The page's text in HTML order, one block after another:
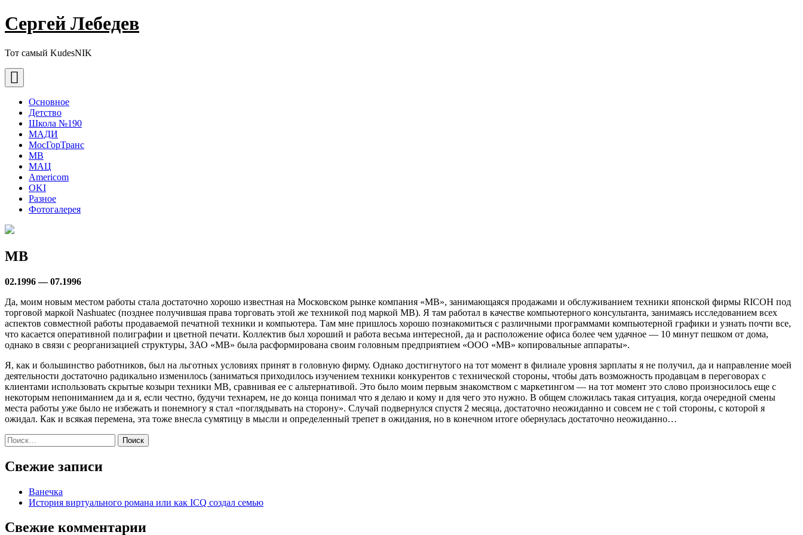
Сергей Лебедев
Тот самый KudesNIK
Основное
Детство
Школа №190
МАДИ
МосГорТранс
МВ
МАЦ
Americom
OKI
Разное
Фотогалерея
МВ
02.1996 — 07.1996
Да, моим новым местом работы стала достаточно хорошо известная на Московском рынке компания «МВ», занимающаяся продажами и обслуживанием техники японской фирмы RICOH под
торговой маркой Nashuatec (позднее получившая права торговать этой же техникой под маркой МВ). Я там работал в качестве компьютерного консультанта, занимаясь исследованием всех
аспектов совместной работы продаваемой печатной техники и компьютера. Там мне пришлось хорошо познакомиться с различными программами компьютерной графики и узнать почти все,
что касается оперативной полиграфии и цветной печати. Коллектив был хороший и работа весьма интересной, да и расположение офиса более чем удачное — 10 минут пешком от дома,
однако в связи с реорганизацией структуры, ЗАО «МВ» была расформирована своим головным предприятием «ООО «МВ» копировальные аппараты».
Я, как и большинство работников, был на льготных условиях принят в головную фирму. Однако достигнутого на тот момент в филиале уровня зарплаты я не получил, да и направление моей
деятельности достаточно радикально изменилось (заниматься приходилось изучением техники конкурентов с технической стороны, чтобы дать возможность продавцам в переговорах с
клиентами использовать скрытые козыри техники МВ, сравнивая ее с альтернативой. Это было моим первым знакомством с маркетингом — на тот момент это слово произносилось еще с
некоторым непониманием да и я, если честно, будучи технарем, не до конца понимал что я делаю и кому и для чего это нужно. В общем сложилась такая ситуация, когда очередной смены
места работы уже было не избежать и понемногу я стал «поглядывать на сторону». Случай подвернулся спустя 2 месяца, достаточно неожиданно и совсем не с той стороны, с которой я
ожидал. Как и всякая перемена, эта тоже внесла сумятицу в мысли и определенный трепет в ожидания, но в конечном итоге обернулась достаточно неожиданно…
Найти:
Свежие записи
Ванечка
История виртуального романа или как ICQ создал семью
Свежие комментарии